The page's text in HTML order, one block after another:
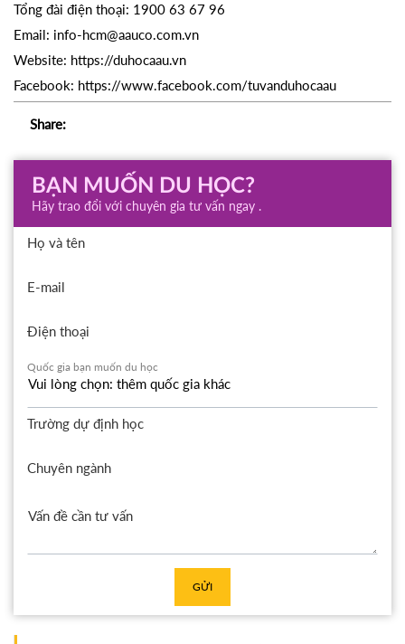
Tổng đài điện thoại: 1900 63 67 96
Email: info-hcm@aauco.com.vn
Website: https://duhocaau.vn
Facebook: https://www.facebook.com/tuvanduhocaau
Share:
BẠN MUỐN DU HỌC?
Hãy trao đổi với chuyên gia tư vấn ngay .
Họ và tên
E-mail
Điện thoại
Quốc gia bạn muốn du học
Trường dự định học
Chuyên ngành
GỬI